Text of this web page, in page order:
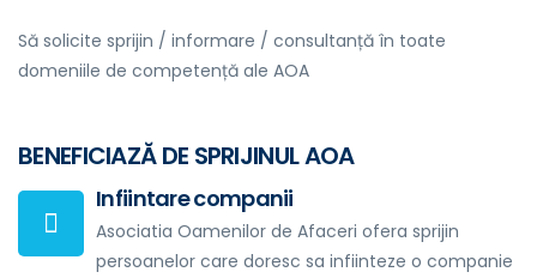
Să solicite sprijin / informare / consultanță în toate
domeniile de competență ale AOA
BENEFICIAZĂ DE SPRIJINUL AOA
Infiintare companii
Asociatia Oamenilor de Afaceri ofera sprijin
persoanelor care doresc sa infiinteze o companie